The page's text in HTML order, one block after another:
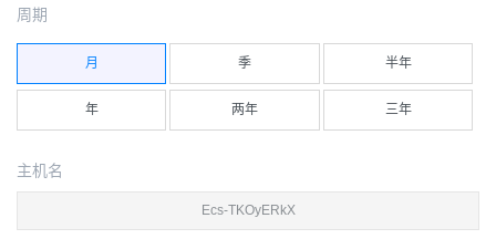
周期
月 季 半年
年 两年 三年
主机名